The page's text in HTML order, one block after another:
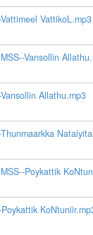
VattikoL.mp3
Vansollin
Allathu.mp3
Poykattik